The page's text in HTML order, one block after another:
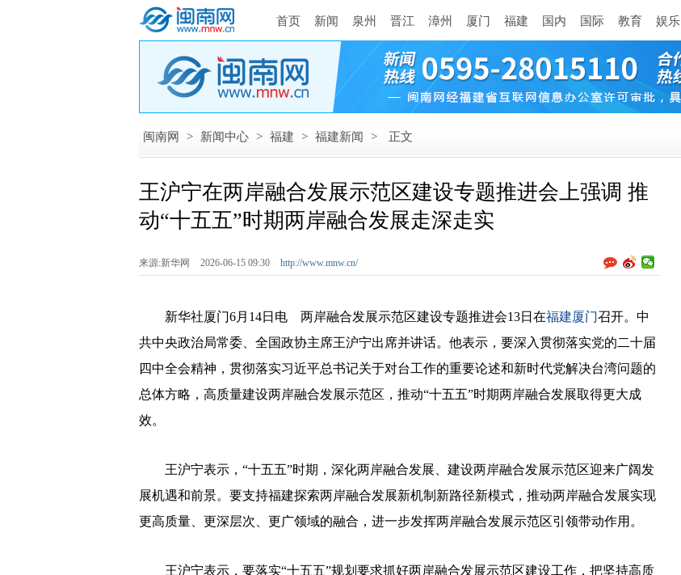
首页 新闻 泉州 晋江 漳州 厦门 福建 国内 国际 教育 娱乐
闽南网 > 新闻中心 > 福建 > 福建新闻 > 正文
王沪宁在两岸融合发展示范区建设专题推进会上强调 推
动“十五五”时期两岸融合发展走深走实
来源:新华网 2026-06-15 09:30 http://www.mnw.cn/
新华社厦门6月14日电 两岸融合发展示范区建设专题推进会13日在福建厦门召开。中
共中央政治局常委、全国政协主席王沪宁出席并讲话。他表示，要深入贯彻落实党的二十届
四中全会精神，贯彻落实习近平总书记关于对台工作的重要论述和新时代党解决台湾问题的
总体方略，高质量建设两岸融合发展示范区，推动“十五五”时期两岸融合发展取得更大成
效。
王沪宁表示，“十五五”时期，深化两岸融合发展、建设两岸融合发展示范区迎来广阔发
展机遇和前景。要支持福建探索两岸融合发展新机制新路径新模式，推动两岸融合发展实现
更高质量、更深层次、更广领域的融合，进一步发挥两岸融合发展示范区引领带动作用。
王沪宁表示，要落实“十五五”规划要求抓好两岸融合发展示范区建设工作，把坚持高质